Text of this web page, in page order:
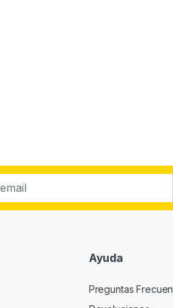
Ayuda
Preguntas